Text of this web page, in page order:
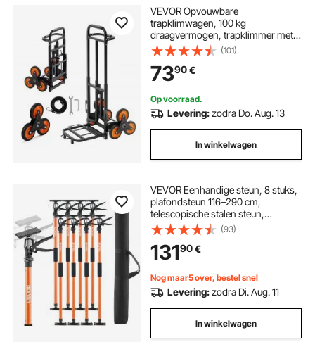
VEVOR Opvouwbare
trapklimwagen, 100 kg
draagvermogen, trapklimmer met
telescopische handgreep, 6 wielen
en 2 spanbanden, transportkar,
trapklimwagen, stapelbare handkar
voor huishoudelijk gebruik,
boodschappen en opslag
(101)
7390€
Op voorraad.
Levering:zodra Do. Aug. 13
In winkelwagen
VEVOR Eenhandige steun, 8 stuks,
plafondsteun 116–290 cm,
telescopische stalen steun,
montagesteun met een
draagvermogen tot 70 kg voor het
installeren van kasten, het tillen van
gipsplaten en het gebruik van
laadstangen.
(93)
13190€
Nog maar5 over, bestel snel
Levering:zodra Di. Aug. 11
In winkelwagen